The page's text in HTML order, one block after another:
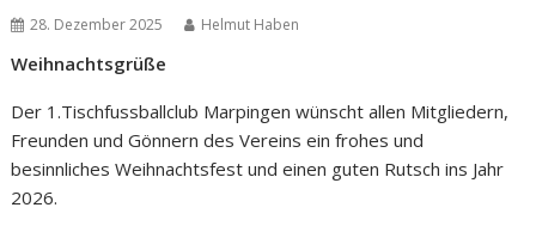
28. Dezember 2025 Helmut Haben
Weihnachtsgrüße
Der 1.Tischfussballclub Marpingen wünscht allen Mitgliedern,
Freunden und Gönnern des Vereins ein frohes und
besinnliches Weihnachtsfest und einen guten Rutsch ins Jahr
2026.